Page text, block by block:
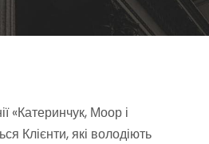
«Катеринчук, Моор і
Клієнти, які володіють